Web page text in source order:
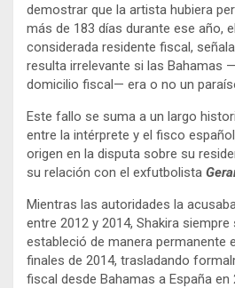
demostrar que la artista hubiera
más de 183 días durante ese año,
considerada residente fiscal,
resulta irrelevante si las Bahamas
domicilio fiscal— era o no un
Este fallo se suma a un largo
entre la intérprete y el fisco
origen en la disputa sobre su
su relación con el exfutbolista
Mientras las autoridades la
entre 2012 y 2014, Shakira
estableció de manera permanente
finales de 2014, trasladando
fiscal desde Bahamas a España